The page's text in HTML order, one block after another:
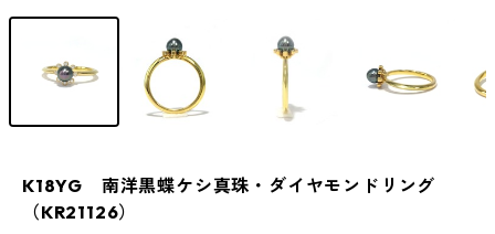
K18YG 南洋黒蝶ケシ真珠・ダイヤモンドリング
（KR21126）